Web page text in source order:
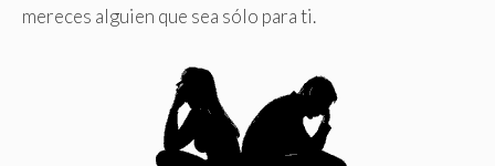
mereces alguien que sea sólo para ti.